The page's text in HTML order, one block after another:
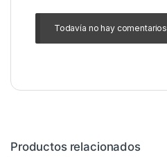
Todavía no hay
Productos relacionados